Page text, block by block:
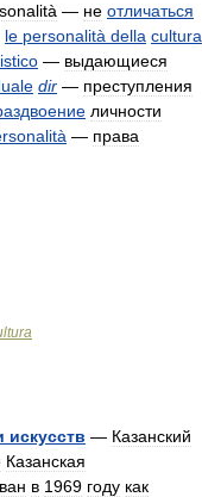
— не отличаться
le personalità della cultura
— выдающиеся
dir — преступления
личности
— права
искусств — Казанский
Казанская
в 1969 году как